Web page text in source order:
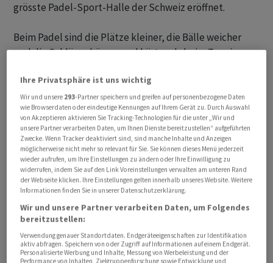
grösste Padel-Sport-Halle der Schweiz eröffnet.
Beim Padel sind die Plätze kleiner, die Bälle weicher
und die Schläger kürzer und härter als beim Tennis.
Gittern ausgestattet ist, sodass der Ball wie beim
Squash auch an die Wand gespielt wird. Im Unterschied
zum Squash trennt aber ein Tennisnetz die Teams. «Das
Gute an Padel: Man kann es schnell lernen und dann den
Spielspass in vollen Zügen geniessen.»
Die Gründer
Von 2007 bis vor rund anderthalb Jahren stand
Schönbächler für den FC Zürich auf dem Fussballplatz.
Auch Mitgründer Adrian Winter ist Ex-FCZ-Spieler. Beide
Ihre Privatsphäre ist uns wichtig
Wir und unsere 293-Partner speichern und greifen auf personenbezogene Daten
wie Browserdaten oder eindeutige Kennungen auf Ihrem Gerät zu. Durch Auswahl
von Akzeptieren aktivieren Sie Tracking-Technologien für die unter „Wir und
unsere Partner verarbeiten Daten, um Ihnen Dienste bereitzustellen“ aufgeführten
Zwecke. Wenn Tracker deaktiviert sind, sind manche Inhalte und Anzeigen
möglicherweise nicht mehr so relevant für Sie. Sie können dieses Menü jederzeit
wieder aufrufen, um Ihre Einstellungen zu ändern oder Ihre Einwilligung zu
widerrufen, indem Sie auf den Link Voreinstellungen verwalten am unteren Rand
der Webseite klicken. Ihre Einstellungen gelten innerhalb unseres Website. Weitere
Informationen finden Sie in unserer Datenschutzerklärung.
Wir und unsere Partner verarbeiten Daten, um Folgendes
bereitzustellen:
Verwendung genauer Standortdaten. Endgeräteeigenschaften zur Identifikation
aktiv abfragen. Speichern von oder Zugriff auf Informationen auf einem Endgerät.
Personalisierte Werbung und Inhalte, Messung von Werbeleistung und der
Performance von Inhalten, Zielgruppenforschung sowie Entwicklung und